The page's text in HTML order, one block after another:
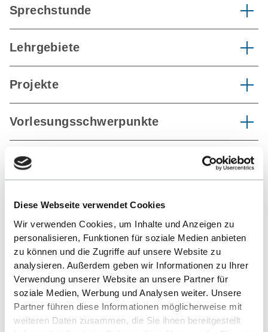
Diese Webseite verwendet Cookies
Wir verwenden Cookies, um Inhalte und Anzeigen zu
personalisieren, Funktionen für soziale Medien anbieten
zu können und die Zugriffe auf unsere Website zu
analysieren. Außerdem geben wir Informationen zu Ihrer
Verwendung unserer Website an unsere Partner für
soziale Medien, Werbung und Analysen weiter. Unsere
Partner führen diese Informationen möglicherweise mit
weiteren Daten zusammen, die Sie ihnen bereitgestellt
Sprechstunde
Lehrgebiete
Projekte
Vorlesungsschwerpunkte
Forschungsthemen
ZURÜCK ZUR LISTE